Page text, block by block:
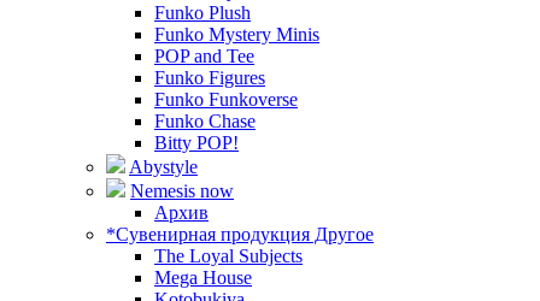
Funko Plush
Funko Mystery Minis
POP and Tee
Funko Figures
Funko Funkoverse
Funko Chase
Bitty POP!
Abystyle
Nemesis now
Архив
*Сувенирная продукция Другое
The Loyal Subjects
Mega House